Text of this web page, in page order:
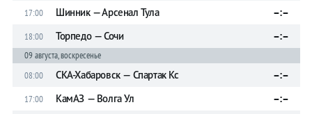
17:00 Шинник — Арсенал Тула –:–
18:00 Торпедо — Сочи –:–
09 августа, воскресенье
08:00
СКА-Хабаровск — Спартак Кс –:–
17:00 КамАЗ — Волга Ул –:–